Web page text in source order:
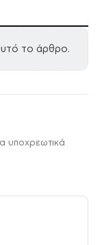
το άρθρο.
υποχρεωτικά